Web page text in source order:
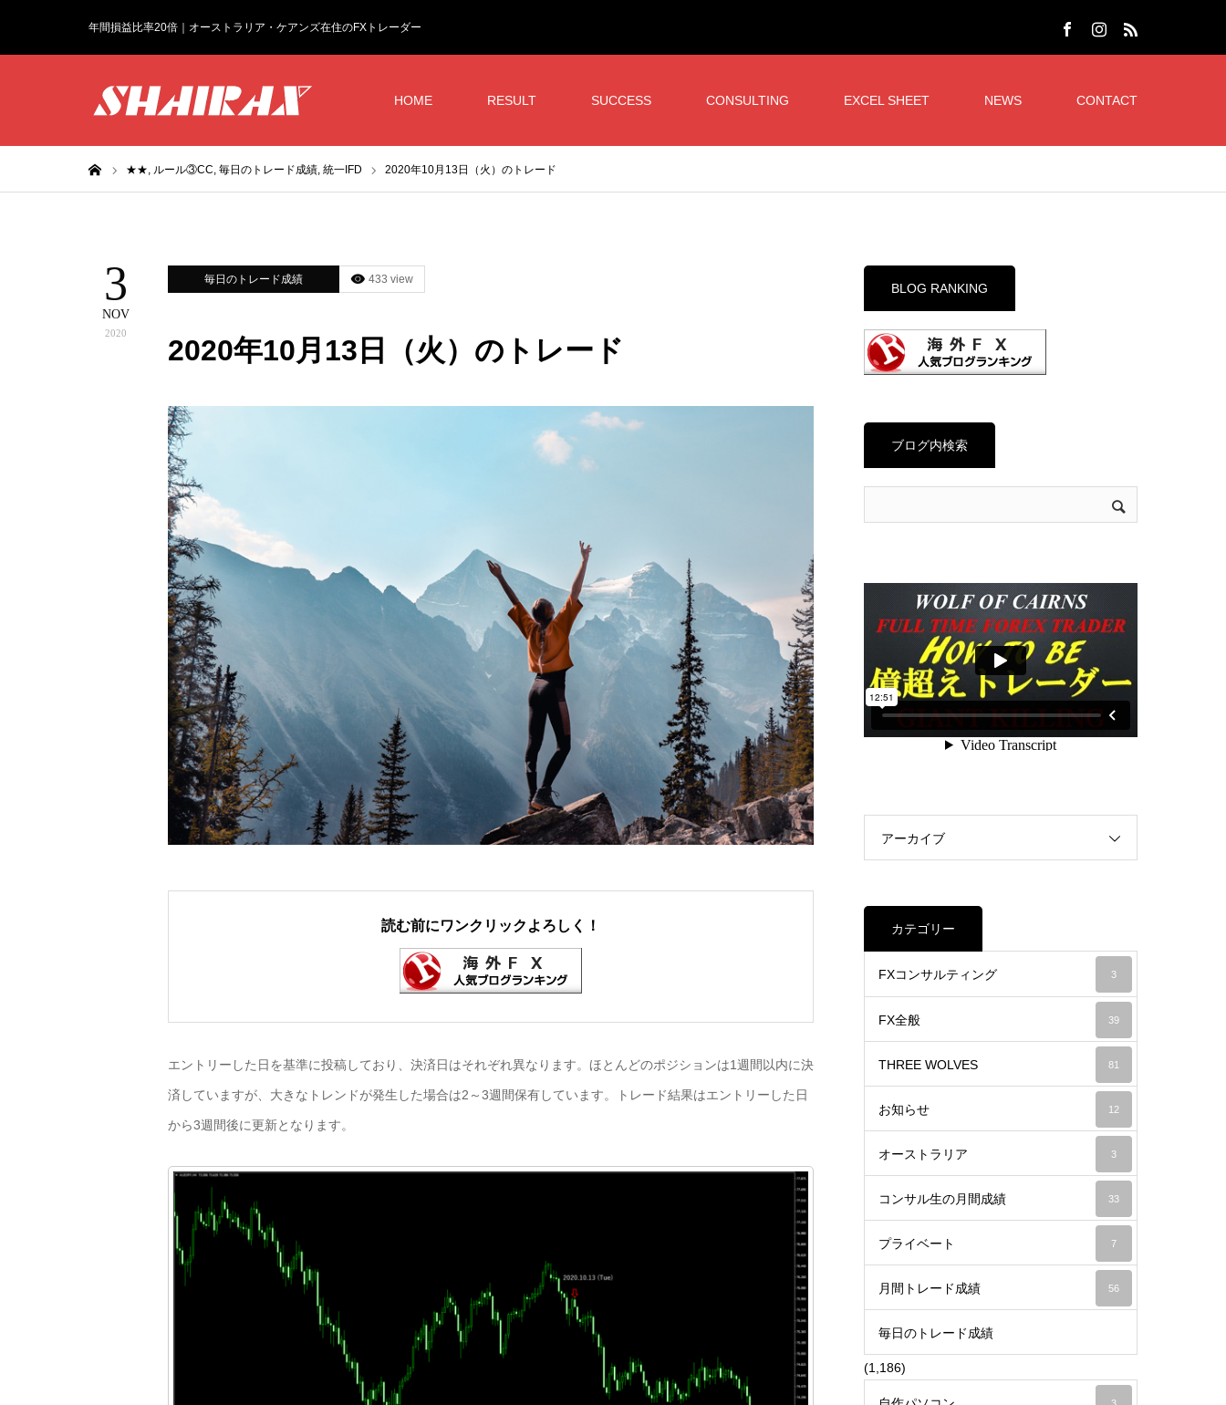
年間損益比率20倍｜オーストラリア・ケアンズ在住のFXトレーダー
HOME RESULT SUCCESS CONSULTING EXCEL SHEET NEWS CONTACT
★★, ルール③CC, 毎日のトレード成績, 統一IFD 2020年10月13日（火）のトレード
3
NOV
2020
毎日のトレード成績 433 view
2020年10月13日（火）のトレード
読む前にワンクリックよろしく！
エントリーした日を基準に投稿しており、決済日はそれぞれ異なります。ほとんどのポジションは1週間以内に決
済していますが、大きなトレンドが発生した場合は2～3週間保有しています。トレード結果はエントリーした日
から3週間後に更新となります。
BLOG RANKING
ブログ内検索
アーカイブ
カテゴリー
FXコンサルティング 3
FX全般 39
THREE WOLVES 81
お知らせ 12
オーストラリア 3
コンサル生の月間成績 33
プライベート 7
月間トレード成績 56
毎日のトレード成績
(1,186)